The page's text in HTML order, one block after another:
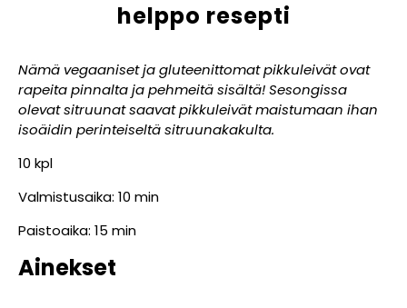
helppo resepti
Nämä vegaaniset ja gluteenittomat pikkuleivät ovat
rapeita pinnalta ja pehmeitä sisältä! Sesongissa
olevat sitruunat saavat pikkuleivät maistumaan ihan
isoäidin perinteiseltä sitruunakakulta.
10 kpl
Valmistusaika: 10 min
Paistoaika: 15 min
Ainekset